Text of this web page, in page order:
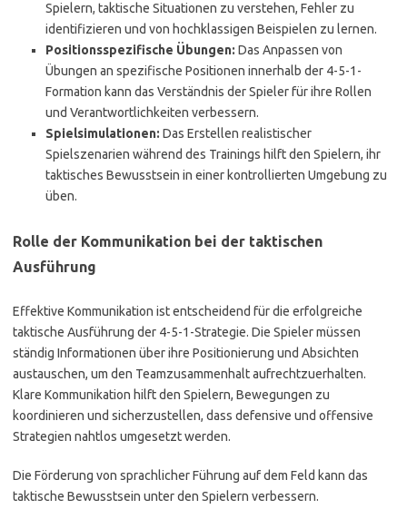
Spielern, taktische Situationen zu verstehen, Fehler zu
identifizieren und von hochklassigen Beispielen zu lernen.
Positionsspezifische Übungen: Das Anpassen von
Übungen an spezifische Positionen innerhalb der 4-5-1-
Formation kann das Verständnis der Spieler für ihre Rollen
und Verantwortlichkeiten verbessern.
Spielsimulationen: Das Erstellen realistischer
Spielszenarien während des Trainings hilft den Spielern, ihr
taktisches Bewusstsein in einer kontrollierten Umgebung zu
üben.
Rolle der Kommunikation bei der taktischen
Ausführung
Effektive Kommunikation ist entscheidend für die erfolgreiche
taktische Ausführung der 4-5-1-Strategie. Die Spieler müssen
ständig Informationen über ihre Positionierung und Absichten
austauschen, um den Teamzusammenhalt aufrechtzuerhalten.
Klare Kommunikation hilft den Spielern, Bewegungen zu
koordinieren und sicherzustellen, dass defensive und offensive
Strategien nahtlos umgesetzt werden.
Die Förderung von sprachlicher Führung auf dem Feld kann das
taktische Bewusstsein unter den Spielern verbessern.